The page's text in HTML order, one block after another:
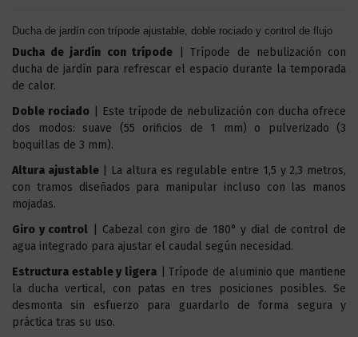
Ducha de jardín con trípode ajustable, doble rociado y control de flujo
Ducha de jardín con trípode| Trípode de nebulización con
ducha de jardín para refrescar el espacio durante la temporada
de calor.
Doble rociado| Este trípode de nebulización con ducha ofrece
dos modos: suave (55 orificios de 1 mm) o pulverizado (3
boquillas de 3 mm).
Altura ajustable| La altura es regulable entre 1,5 y 2,3 metros,
con tramos diseñados para manipular incluso con las manos
mojadas.
Giro y control | Cabezal con giro de 180° y dial de control de
agua integrado para ajustar el caudal según necesidad.
Estructura estable y ligera | Trípode de aluminio que mantiene
la ducha vertical, con patas en tres posiciones posibles. Se
desmonta sin esfuerzo para guardarlo de forma segura y
práctica tras su uso.